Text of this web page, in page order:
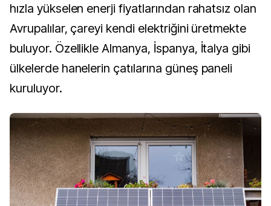
hızla yükselen enerji fiyatlarından rahatsız olan
Avrupalılar, çareyi kendi elektriğini üretmekte
buluyor. Özellikle Almanya, İspanya, İtalya gibi
ülkelerde hanelerin çatılarına güneş paneli
kuruluyor.